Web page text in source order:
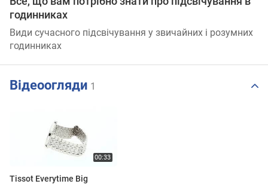
годинниках
Види сучасного підсвічування у звичайних і розумних
годинниках
Відеоогляди 1
Tissot Everytime Big